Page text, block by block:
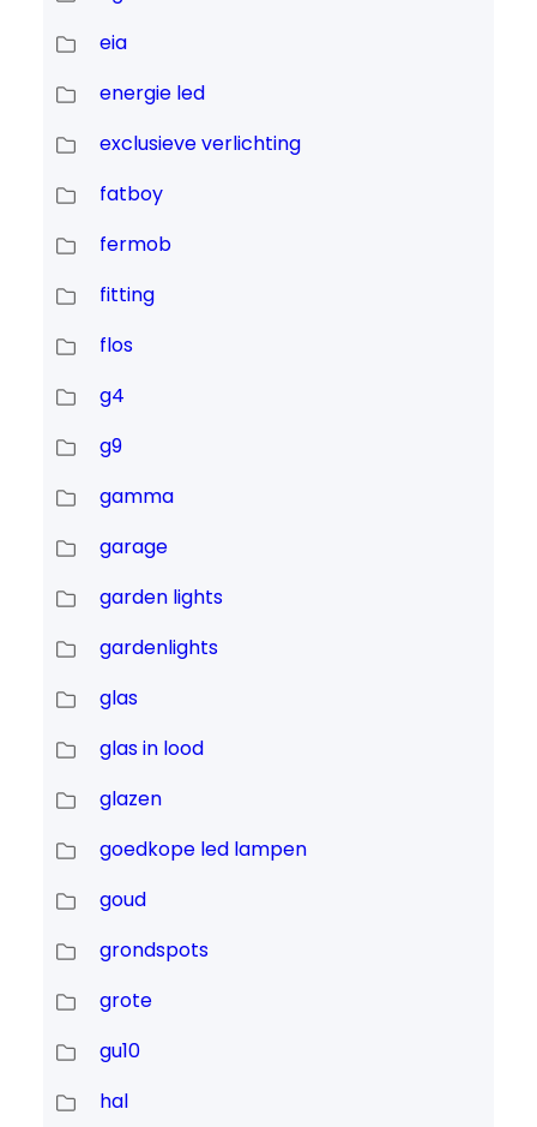
eia
energie led
exclusieve verlichting
fatboy
fermob
fitting
flos
g4
g9
gamma
garage
garden lights
gardenlights
glas
glas in lood
glazen
goedkope led lampen
goud
grondspots
grote
gu10
hal